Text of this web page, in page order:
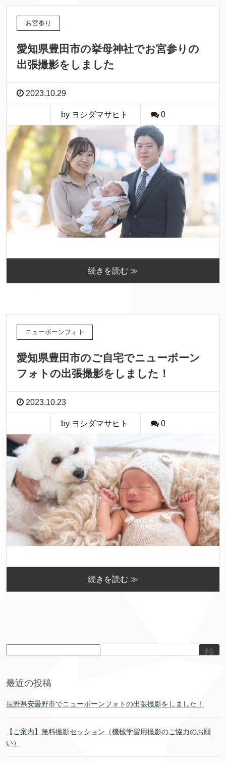
お宮参り
愛知県豊田市の挙母神社でお宮参りの
出張撮影をしました
2023.10.29
by ヨシダマサヒト 0
続きを読む ≫
ニューボーンフォト
愛知県豊田市のご自宅でニューボーン
フォトの出張撮影をしました！
2023.10.23
by ヨシダマサヒト 0
続きを読む ≫
検
最近の投稿
長野県安曇野市でニューボーンフォトの出張撮影をしました！
【ご案内】無料撮影セッション（機械学習用撮影のご協力のお願
い）